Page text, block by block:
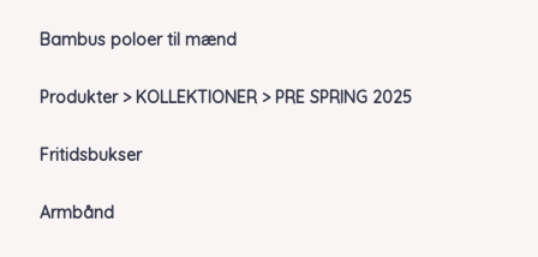
Bambus poloer til mænd
Produkter > KOLLEKTIONER > PRE SPRING 2025
Fritidsbukser
Armbånd